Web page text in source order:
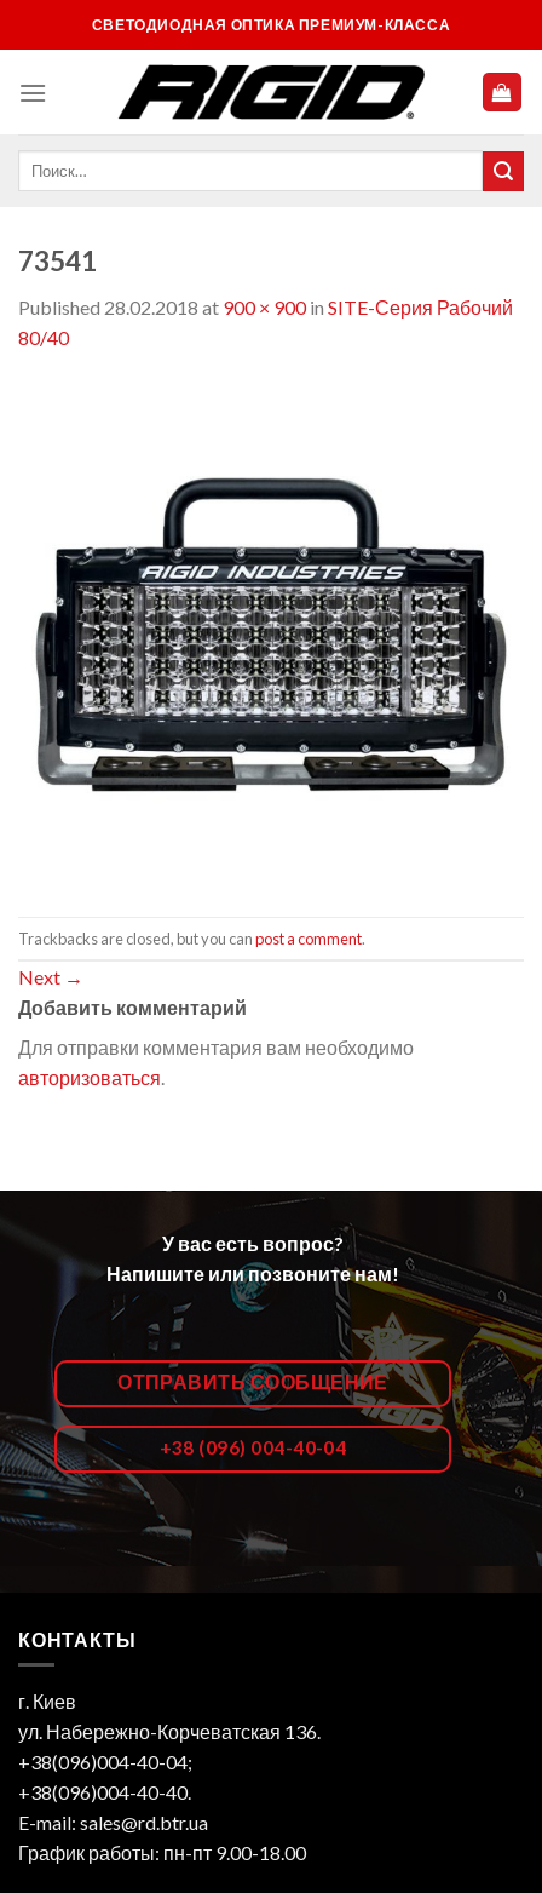
to
СВЕТОДИОДНАЯ ОПТИКА ПРЕМИУМ-КЛАССА
73541
Published 28.02.2018 at 900 × 900in SITE-Серия Рабочий
80/40
Trackbacks are closed, but you canpost a comment.
Next →
Добавить комментарий
Для отправки комментария вам необходимо
авторизоваться.
У вас есть вопрос?
Напишите или позвоните нам!
ОТПРАВИТЬ СООБЩЕНИЕ
+38 (096) 004-40-04
КОНТАКТЫ
г. Киев
ул. Набережно-Корчеватская 136.
+38(096)004-40-04;
+38(096)004-40-40.
E-mail: sales@rd.btr.ua
График работы: пн-пт 9.00-18.00